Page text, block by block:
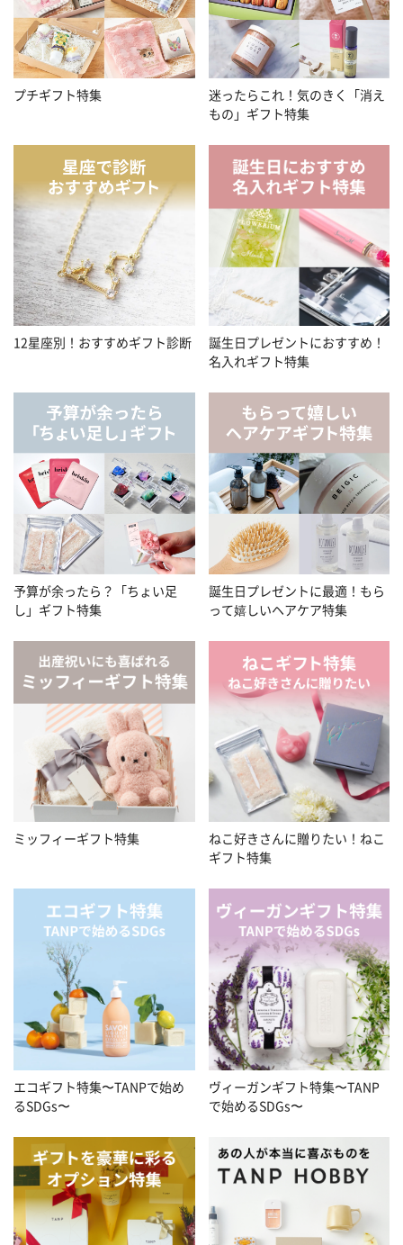
プチギフト特集
迷ったらこれ！気のきく「消え
もの」ギフト特集
12星座別！おすすめギフト診断
誕生日プレゼントにおすすめ！
名入れギフト特集
予算が余ったら？「ちょい足
し」ギフト特集
誕生日プレゼントに最適！もら
って嬉しいヘアケア特集
ミッフィーギフト特集
ねこ好きさんに贈りたい！ねこ
ギフト特集
エコギフト特集〜TANPで始め
るSDGs〜
ヴィーガンギフト特集〜TANP
で始めるSDGs〜